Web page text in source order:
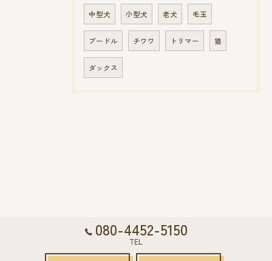
中型犬 小型犬 老犬 毛玉
プードル チワワ トリマー 猫
ダックス
080-4452-5150
TEL